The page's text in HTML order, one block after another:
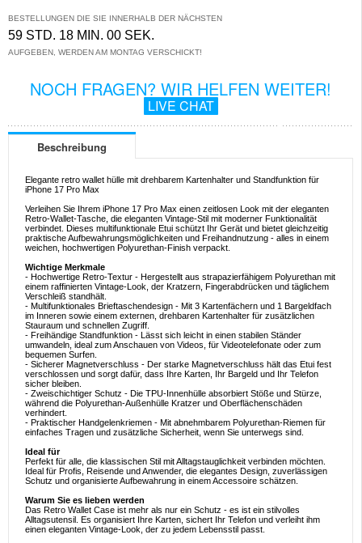
BESTELLUNGEN DIE SIE INNERHALB DER NÄCHSTEN
59 STD. 18 MIN. 00 SEK.
AUFGEBEN, WERDEN AM MONTAG VERSCHICKT!
NOCH FRAGEN? WIR HELFEN WEITER!
LIVE CHAT
Beschreibung
Elegante retro wallet hülle mit drehbarem Kartenhalter und Standfunktion für
iPhone 17 Pro Max
Verleihen Sie Ihrem iPhone 17 Pro Max einen zeitlosen Look mit der eleganten
Retro-Wallet-Tasche, die eleganten Vintage-Stil mit moderner Funktionalität
verbindet. Dieses multifunktionale Etui schützt Ihr Gerät und bietet gleichzeitig
praktische Aufbewahrungsmöglichkeiten und Freihandnutzung - alles in einem
weichen, hochwertigen Polyurethan-Finish verpackt.
Wichtige Merkmale
- Hochwertige Retro-Textur - Hergestellt aus strapazierfähigem Polyurethan mit
einem raffinierten Vintage-Look, der Kratzern, Fingerabdrücken und täglichem
Verschleiß standhält.
- Multifunktionales Brieftaschendesign - Mit 3 Kartenfächern und 1 Bargeldfach
im Inneren sowie einem externen, drehbaren Kartenhalter für zusätzlichen
Stauraum und schnellen Zugriff.
- Freihändige Standfunktion - Lässt sich leicht in einen stabilen Ständer
umwandeln, ideal zum Anschauen von Videos, für Videotelefonate oder zum
bequemen Surfen.
- Sicherer Magnetverschluss - Der starke Magnetverschluss hält das Etui fest
verschlossen und sorgt dafür, dass Ihre Karten, Ihr Bargeld und Ihr Telefon
sicher bleiben.
- Zweischichtiger Schutz - Die TPU-Innenhülle absorbiert Stöße und Stürze,
während die Polyurethan-Außenhülle Kratzer und Oberflächenschäden
verhindert.
- Praktischer Handgelenkriemen - Mit abnehmbarem Polyurethan-Riemen für
einfaches Tragen und zusätzliche Sicherheit, wenn Sie unterwegs sind.
Ideal für
Perfekt für alle, die klassischen Stil mit Alltagstauglichkeit verbinden möchten.
Ideal für Profis, Reisende und Anwender, die elegantes Design, zuverlässigen
Schutz und organisierte Aufbewahrung in einem Accessoire schätzen.
Warum Sie es lieben werden
Das Retro Wallet Case ist mehr als nur ein Schutz - es ist ein stilvolles
Alltagsutensil. Es organisiert Ihre Karten, sichert Ihr Telefon und verleiht ihm
einen eleganten Vintage-Look, der zu jedem Lebensstil passt.